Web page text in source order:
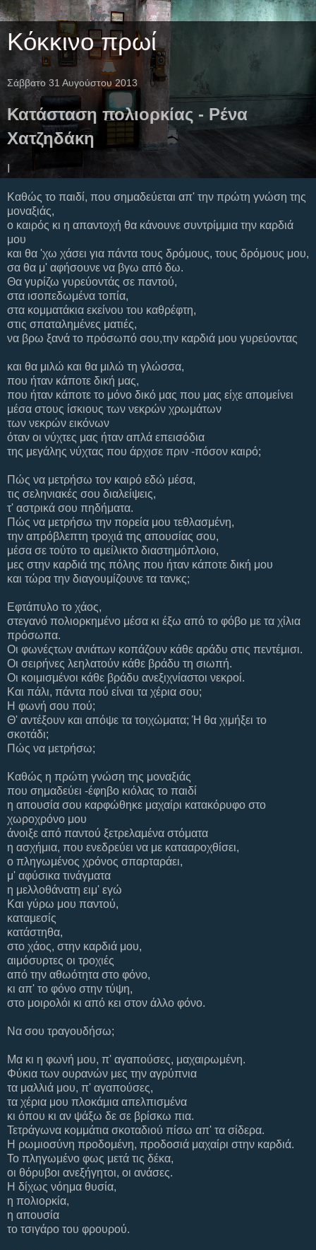
Κόκκινο πρωί
Σάββατο 31 Αυγούστου 2013
Κατάσταση πολιορκίας - Ρένα
Χατζηδάκη
Καθώς το παιδί, που σημαδεύεται απ' την πρώτη γνώση της
μοναξιάς,
ο καιρός κι η απαντοχή θα κάνουνε συντρίμμια την καρδιά
μου
και θα 'χω χάσει για πάντα τους δρόμους, τους δρόμους μου,
σα θα μ' αφήσουνε να βγω από δω.
Θα γυρίζω γυρεύοντάς σε παντού,
στα ισοπεδωμένα τοπία,
στα κομματάκια εκείνου του καθρέφτη,
στις σπαταλημένες ματιές,
να βρω ξανά το πρόσωπό σου,την καρδιά μου γυρεύοντας
και θα μιλώ και θα μιλώ τη γλώσσα,
που ήταν κάποτε δική μας,
που ήταν κάποτε το μόνο δικό μας που μας είχε απομείνει
μέσα στους ίσκιους των νεκρών χρωμάτων
των νεκρών εικόνων
όταν οι νύχτες μας ήταν απλά επεισόδια
της μεγάλης νύχτας που άρχισε πριν -πόσον καιρό;
Πώς να μετρήσω τον καιρό εδώ μέσα,
τις σεληνιακές σου διαλείψεις,
τ' αστρικά σου πηδήματα.
Πώς να μετρήσω την πορεία μου τεθλασμένη,
την απρόβλεπτη τροχιά της απουσίας σου,
μέσα σε τούτο το αμείλικτο διαστημόπλοιο,
μες στην καρδιά της πόλης που ήταν κάποτε δική μου
και τώρα την διαγουμίζουνε τα τανκς;
Εφτάπυλο το χάος,
στεγανό πολιορκημένο μέσα κι έξω από το φόβο με τα χίλια
πρόσωπα.
Οι φωνέςτων ανιάτων κοπάζουν κάθε αράδυ στις πεντέμισι.
Οι σειρήνες λεηλατούν κάθε βράδυ τη σιωπή.
Οι κοιμισμένοι κάθε βράδυ ανεξιχνίαστοι νεκροί.
Και πάλι, πάντα πού είναι τα χέρια σου;
Η φωνή σου πού;
Θ' αντέξουν και απόψε τα τοιχώματα; Ή θα χιμήξει το
σκοτάδι;
Πώς να μετρήσω;
Καθώς η πρώτη γνώση της μοναξιάς
που σημαδεύει -έφηβο κιόλας το παιδί
η απουσία σου καρφώθηκε μαχαίρι κατακόρυφο στο
χωροχρόνο μου
άνοιξε από παντού ξετρελαμένα στόματα
η ασχήμια, που ενεδρεύει να με κατααροχθίσει,
ο πληγωμένος χρόνος σπαρταράει,
μ' αφύσικα τινάγματα
η μελλοθάνατη ειμ' εγώ
Και γύρω μου παντού,
καταμεσίς
κατάστηθα,
στο χάος, στην καρδιά μου,
αιμόσυρτες οι τροχιές
από την αθωότητα στο φόνο,
κι απ' το φόνο στην τύψη,
στο μοιρολόι κι από κει στον άλλο φόνο.
Να σου τραγουδήσω;
Μα κι η φωνή μου, π' αγαπούσες, μαχαιρωμένη.
Φύκια των ουρανών μες την αγρύπνια
τα μαλλιά μου, π' αγαπούσες,
τα χέρια μου πλοκάμια απελπισμένα
κι όπου κι αν ψάξω δε σε βρίσκω πια.
Τετράγωνα κομμάτια σκοταδιού πίσω απ' τα σίδερα.
Η ρωμιοσύνη προδομένη, προδοσιά μαχαίρι στην καρδιά.
Το πληγωμένο φως μετά τις δέκα,
οι θόρυβοι ανεξήγητοι, οι ανάσες.
Η δίχως νόημα θυσία,
η πολιορκία,
η απουσία
το τσιγάρο του φρουρού.